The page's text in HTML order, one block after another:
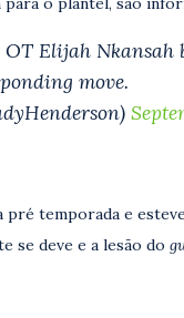
Elijah
move.
temporada e
se deve e a lesão do